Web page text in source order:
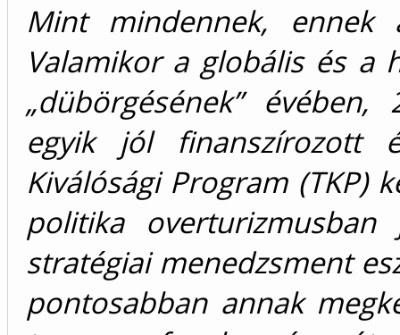
Mint mindennek,
Valamikor a globális és a
„dübörgésének”
egyik jól finanszírozott
Kiválósági Program (TKP)
politika
stratégiai menedzsment
pontosabban annak